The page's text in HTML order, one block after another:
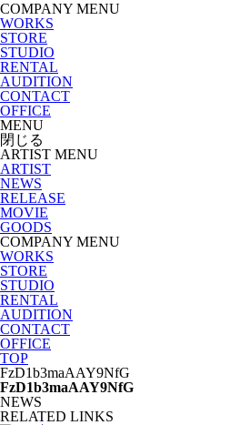
COMPANY MENU
WORKS
STORE
STUDIO
RENTAL
AUDITION
CONTACT
OFFICE
MENU
閉じる
ARTIST MENU
ARTIST
NEWS
RELEASE
MOVIE
GOODS
COMPANY MENU
WORKS
STORE
STUDIO
RENTAL
AUDITION
CONTACT
OFFICE
TOP
FzD1b3maAAY9NfG
FzD1b3maAAY9NfG
NEWS
RELATED LINKS